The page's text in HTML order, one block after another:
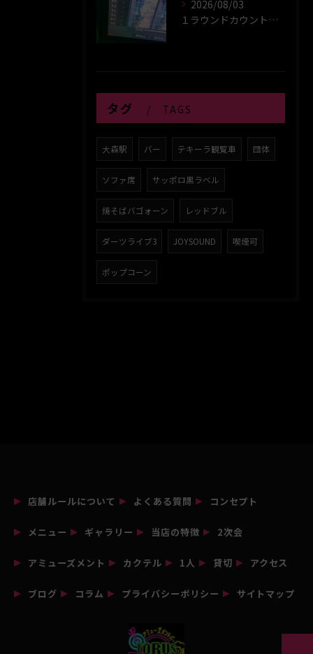
2026/08/03
１ラウンドカウントアップやってみた😃
タグ TAGS
大森駅 バー テキーラ観覧車 団体
ソファ席 サッポロ黒ラベル
焼そばバゴォーン レッドブル
ダーツライブ3 JOYSOUND 喫煙可
ポップコーン
店舗ルールについて よくある質問 コンセプト
メニュー ギャラリー 当店の特徴 2次会
アミューズメント カクテル 1人 貸切 アクセス
ブログ コラム プライバシーポリシー サイトマップ